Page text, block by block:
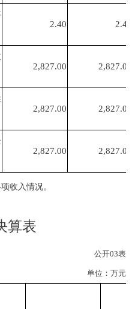
2.40 2.40
2,827.00 2,827.00
2,827.00 2,827.00
2,827.00 2,827.00
收入情况。
算表
公开03表
单位：万元